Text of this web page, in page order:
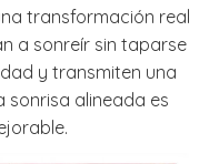
transformación real
a sonreír sin taparse
y transmiten una
sonrisa alineada es